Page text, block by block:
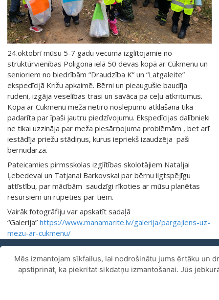
24.oktobrī mūsu 5-7 gadu vecuma izglītojamie no
struktūrvienības Poligona ielā 50 devas kopā ar Cūkmenu un
senioriem no biedrībām “Draudzība K” un “Latgaleite”
ekspedīcijā Križu apkaimē. Bērni un pieaugušie baudīja
rudeni, izgāja veselības trasi un savāca pa ceļu atkritumus.
Kopā ar Cūkmenu meža netīro noslēpumu atklāšana tika
padarīta par īpaši jautru piedzīvojumu. Ekspedīcijas dalībnieki
ne tikai uzzināja par meža piesārņojuma problēmām , bet arī
iestādīja priežu stādiņus, kurus iepriekš izaudzēja paši
bērnudārzā.
Pateicamies pirmsskolas izglītības skolotājiem Nataļjai
Ļebedevai un Tatjanai Barkovskai par bērnu ilgtspējīgu
attīstību, par mācībām saudzīgi rīkoties ar mūsu planētas
resursiem un rūpēties par tiem.
Vairāk fotogrāfiju var apskatīt sadaļā
“Galerija” https://www.manamarite.lv/galerija/pargajiens-uz-
mezu-ar-cukmenu/
Piekļūstamības paziņojums
Mēs izmantojam sīkfailus, lai nodrošinātu jums ērtāku un
apstiprināt, ka piekrītat sīkdatņu izmantošanai. Jūs